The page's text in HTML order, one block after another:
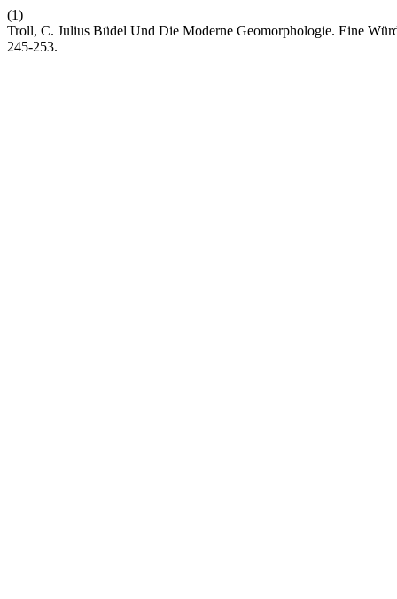
(1)
Troll, C. Julius Büdel Und Die Moderne Geomorphologie. Eine
245-253.